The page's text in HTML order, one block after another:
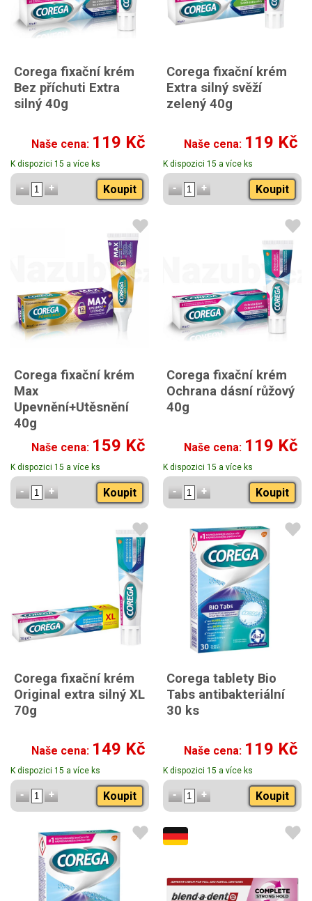
Corega fixační krém
Bez příchuti Extra
silný 40g
Naše cena: 119 Kč
K dispozici 15 a více ks
Koupit
Corega fixační krém
Extra silný svěží
zelený 40g
Naše cena: 119 Kč
K dispozici 15 a více ks
Koupit
Corega fixační krém
Max
Upevnění+Utěsnění
40g
Naše cena: 159 Kč
K dispozici 15 a více ks
Koupit
Corega fixační krém
Ochrana dásní růžový
40g
Naše cena: 119 Kč
K dispozici 15 a více ks
Koupit
Corega fixační krém
Original extra silný XL
70g
Naše cena: 149 Kč
K dispozici 15 a více ks
Koupit
Corega tablety Bio
Tabs antibakteriální
30 ks
Naše cena: 119 Kč
K dispozici 15 a více ks
Koupit